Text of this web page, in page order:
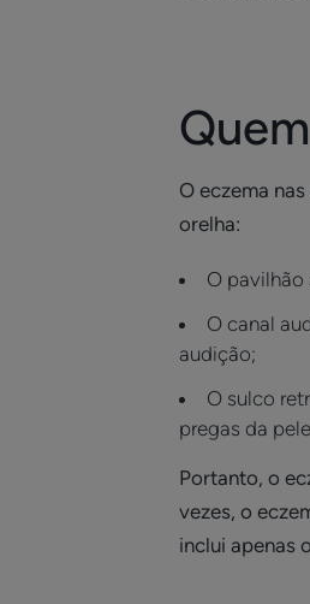
O eczema
orelha:
O
O canal
audição;
O sulco
pregas da
Portanto, o
vezes, o
inclui apenas